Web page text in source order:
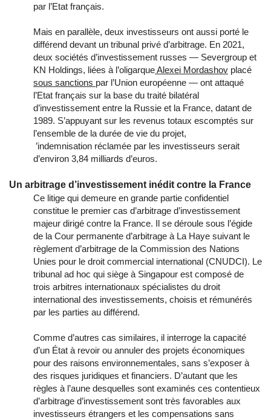
par l’Etat français.
Mais en parallèle, deux investisseurs ont aussi porté le
différend devant un tribunal privé d’arbitrage. En 2021,
deux sociétés d’investissement russes — Severgroup et
KN Holdings, liées à l’oligarqueAlexei Mordashov placé
sous sanctions par l’Union européenne — ont attaqué
l’Etat français sur la base du traité bilatéral
d’investissement entre la Russie et la France, datant de
1989. S’appuyant sur les revenus totaux escomptés sur
l’ensemble de la durée de vie du projet,
’indemnisation réclamée par les investisseurs serait
d’environ 3,84 milliards d’euros.
Un arbitrage d’investissement inédit contre la France
Ce litige qui demeure en grande partie confidentiel
constitue le premier cas d’arbitrage d’investissement
majeur dirigé contre la France. Il se déroule sous l’égide
de la Cour permanente d’arbitrage à La Haye suivant le
règlement d’arbitrage de la Commission des Nations
Unies pour le droit commercial international (CNUDCI). Le
tribunal ad hoc qui siège à Singapour est composé de
trois arbitres internationaux spécialistes du droit
international des investissements, choisis et rémunérés
par les parties au différend.
Comme d’autres cas similaires, il interroge la capacité
d’un État à revoir ou annuler des projets économiques
pour des raisons environnementales, sans s’exposer à
des risques juridiques et financiers. D’autant que les
règles à l’aune desquelles sont examinés ces contentieux
d’arbitrage d’investissement sont très favorables aux
investisseurs étrangers et les compensations sans